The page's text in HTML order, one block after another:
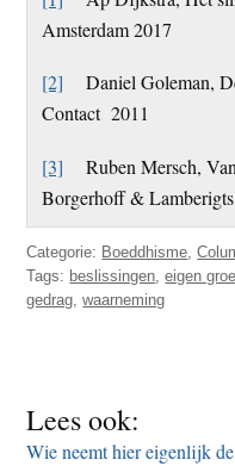
Amsterdam 2017
[2] Daniel Goleman,
Contact 2011
[3] Ruben Mersch,
Borgerhoff &
Categorie: Boeddhisme,
Tags: beslissingen,eigen
gedrag,waarneming
Lees ook:
Wie neemt hier eigenlijk